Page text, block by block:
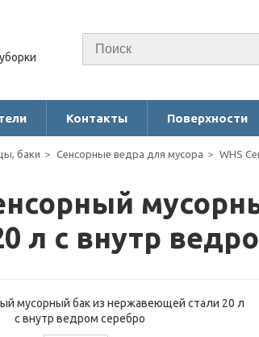
Контакты Поверхности
баки Сенсорные ведра для мусора WHS
л с внутр